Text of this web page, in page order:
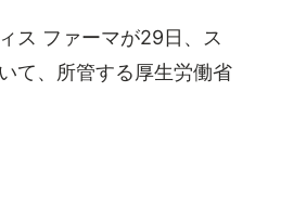
ス ファーマが29日、ス
て、所管する厚生労働省